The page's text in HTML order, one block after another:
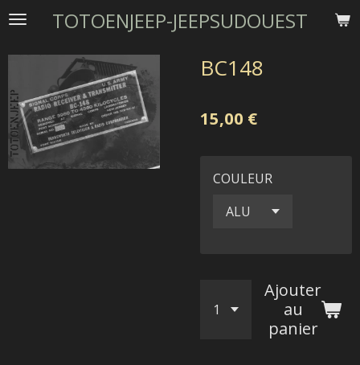
Passer
contenu
TOTOENJEEP-JEEPSUDOUEST
BC148
15,00 €
COULEUR
Ajouter
au
panier